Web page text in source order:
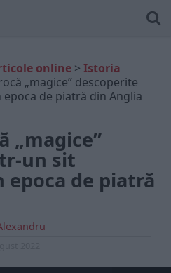
online > Istoria
„magice” descoperite
de piatră din Anglia
„magice”
un sit
de piatră